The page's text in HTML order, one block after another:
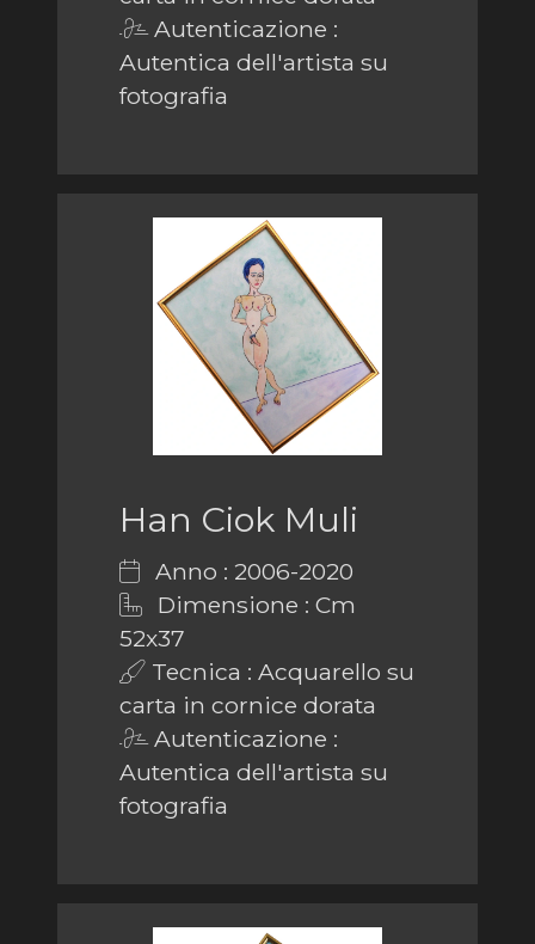
Autenticazione :
Autentica dell'artista su
fotografia
Han Ciok Muli
Anno : 2006-2020
Dimensione : Cm
52x37
Tecnica : Acquarello su
carta in cornice dorata
Autenticazione :
Autentica dell'artista su
fotografia